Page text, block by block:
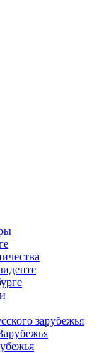
зарубежья